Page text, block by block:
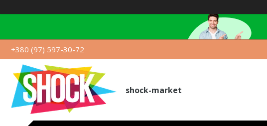
+380 (97) 597-30-72
shock-market